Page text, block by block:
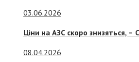
03.06.2026
Ціни на АЗС скоро знизяться, –
08.04.2026